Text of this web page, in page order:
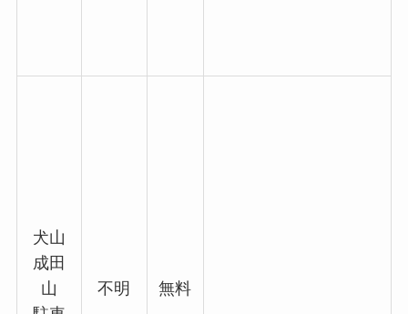
犬山
成田
山
不明 無料